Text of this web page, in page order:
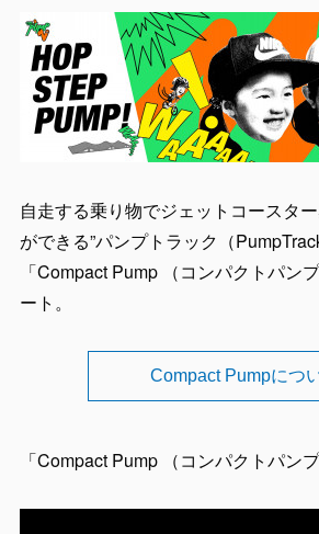
自走する乗り物でジェットコースタ
ができる”パンプトラック（
「Compact Pump （コンパクトパン
ート。
Compact Pumpにつ
「Compact Pump （コンパクトパン